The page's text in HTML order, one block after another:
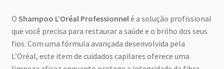
O Shampoo L’Oréal Professionnelé a solução profissional
que você precisa para restaurar a saúde e o brilho dos seus
fios. Com uma fórmula avançada desenvolvida pela
L’Oréal, este item de cuidados capilares oferece uma